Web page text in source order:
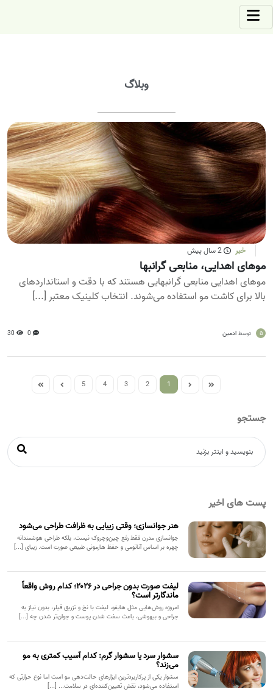
وبلاگ
خبر 2 سال پیش
موهای اهدایی، منابعی گرانبها
موهای اهدایی منابعی گرانبهایی هستند که با دقت و استانداردهای
بالا برای کاشت مو استفاده می‌شوند. انتخاب کلینیک معتبر [...]
a توسط ادمین 0
30
1
2
3
4
5
جستجو
پست های اخیر
هنر جوانسازی؛ وقتی زیبایی به ظرافت طراحی می‌شود
جوانسازی مدرن فقط رفع چین‌وچروک نیست، بلکه طراحی هوشمندانه
چهره بر اساس آناتومی و حفظ هارمونی طبیعی صورت است. زیبای [...]
لیفت صورت بدون جراحی در ۲۰۲۶؛ کدام روش واقعاً
ماندگارتر است؟
امروزه روش‌هایی مثل هایفو، لیفت با نخ و تزریق فیلر، بدون نیاز به
جراحی و بیهوشی، باعث سفت شدن پوست و جوان‌تر شدن چه [...]
سشوار سرد یا سشوار گرم: کدام آسیب کمتری به مو
می‌زند؟
سشوار یکی از پرکاربردترین ابزارهای حالت‌دهی مو است اما نوع حرارتی که
استفاده می‌شود، نقش تعیین‌کننده‌ای در سلامت... [...]